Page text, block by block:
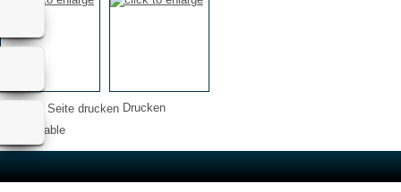
Drucken
not available